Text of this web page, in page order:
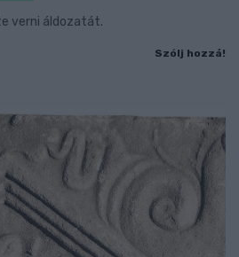
verni áldozatát.
Szólj hozzá!